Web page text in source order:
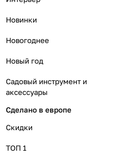
Новинки
Новогоднее
Новый год
Садовый инструмент и
аксессуары
Сделано в европе
Скидки
ТОП 1